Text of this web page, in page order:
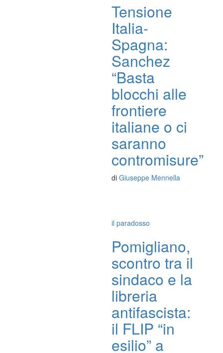
Tensione
Italia-
Spagna:
Sanchez
“Basta
blocchi alle
frontiere
italiane o ci
saranno
contromisure”
di Giuseppe Mennella
il paradosso
Pomigliano,
scontro tra il
sindaco e la
libreria
antifascista:
il FLIP “in
esilio” a